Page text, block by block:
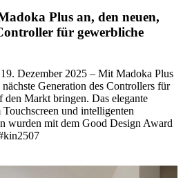
Plus an, den neuen,
für gewerbliche
Dezember 2025 – Mit Madoka Plus
Generation des Controllers für
den Markt bringen. Das elegante
und intelligenten
wurden mit dem Good Design Award